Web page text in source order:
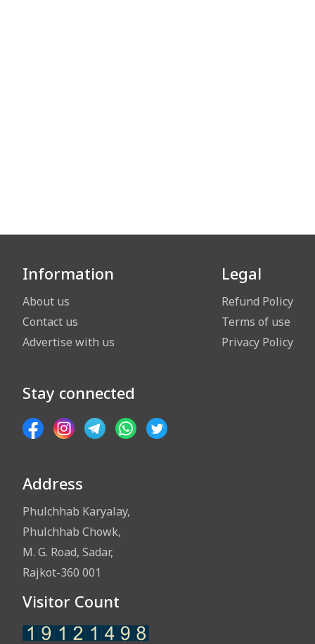
Information
About us
Contact us
Advertise with us
Legal
Refund Policy
Terms of use
Privacy Policy
Stay connected
Address
Phulchhab Karyalay,
Phulchhab Chowk,
M. G. Road, Sadar,
Rajkot-360 001
Visitor Count